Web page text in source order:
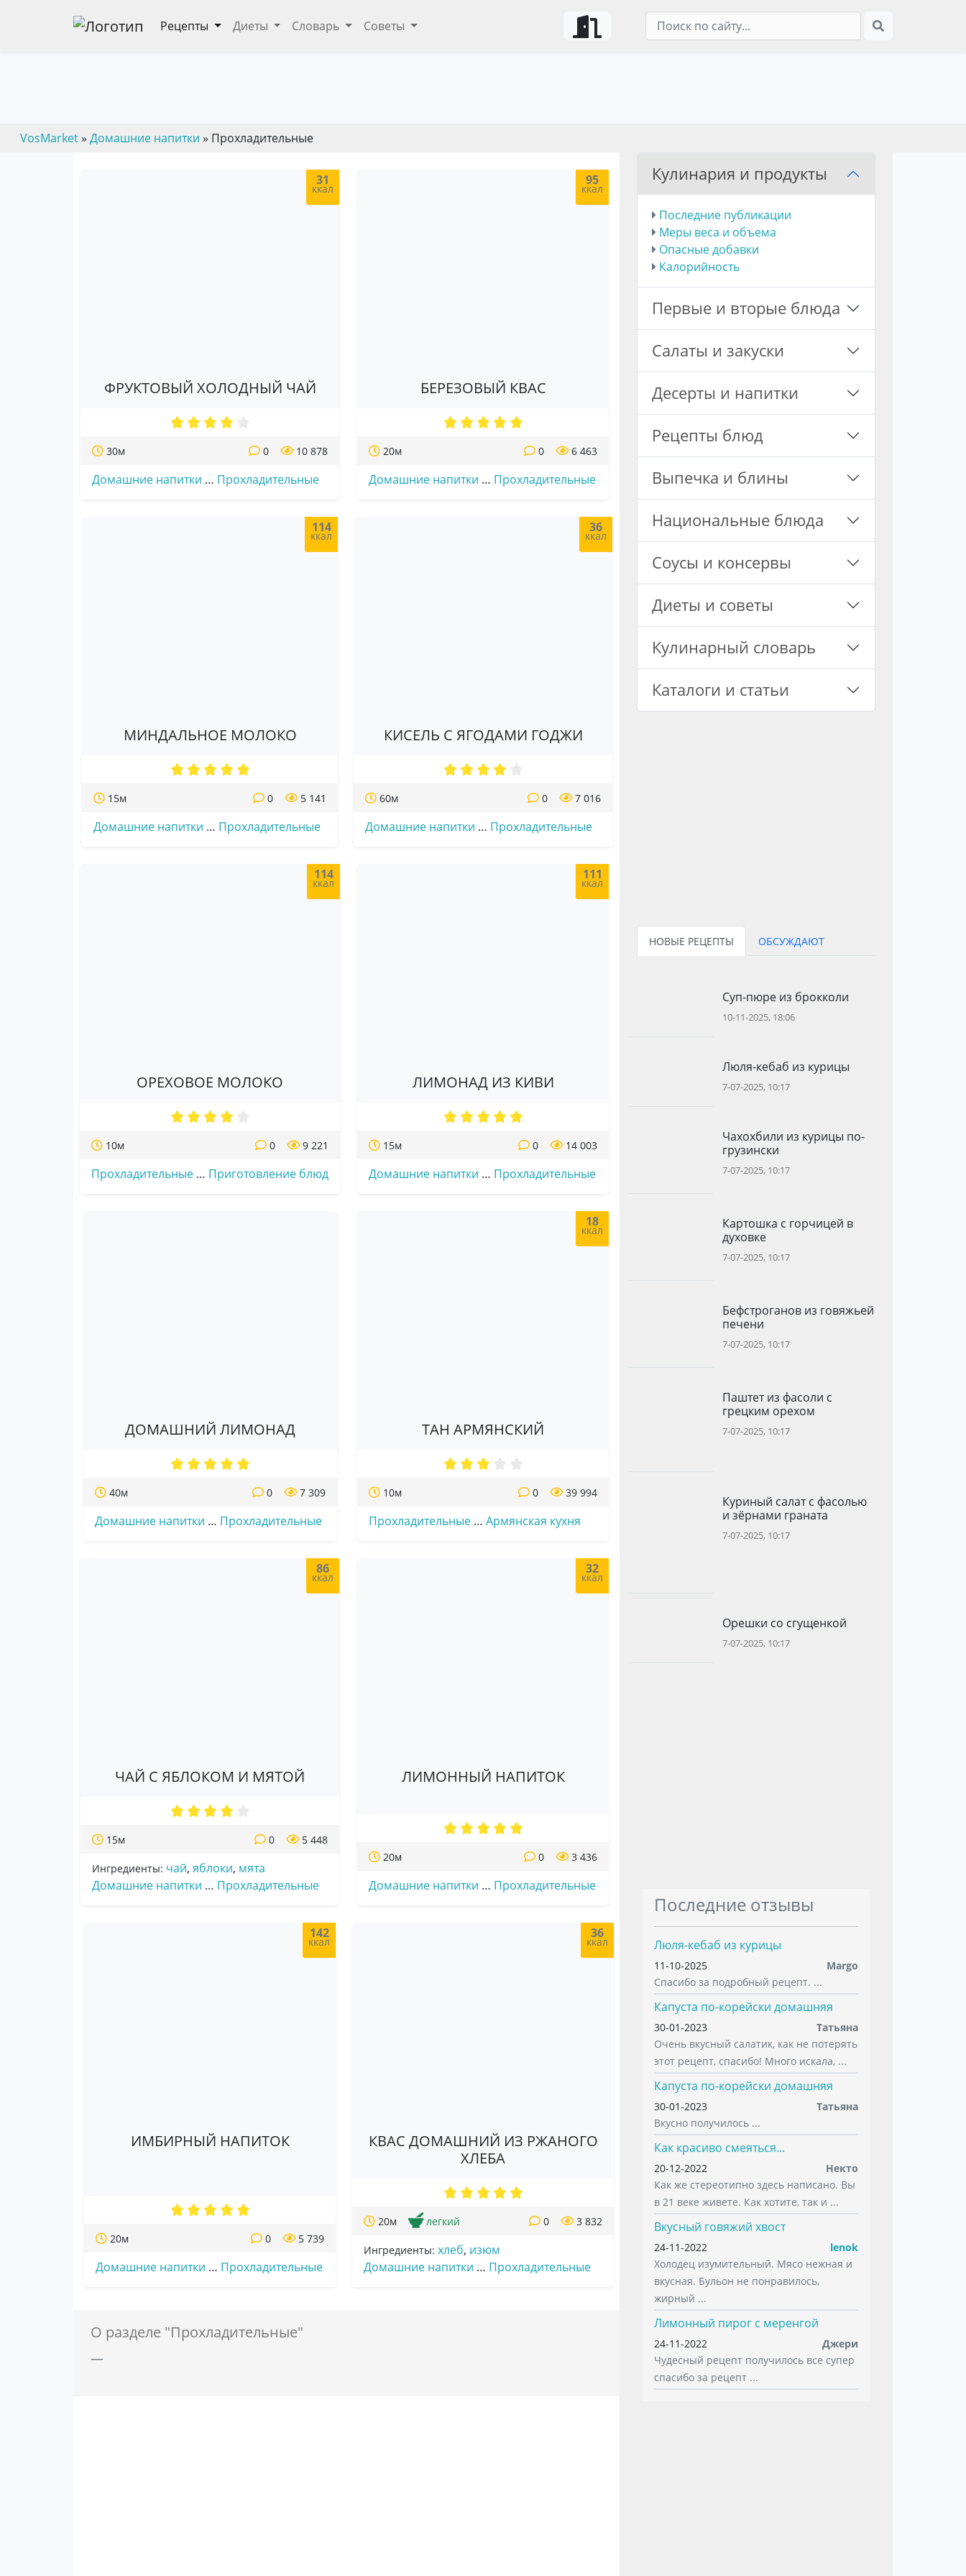
Рецепты Диеты Словарь Советы
VosMarket» Домашние напитки » Прохладительные
31
ккал
ФРУКТОВЫЙ ХОЛОДНЫЙ ЧАЙ
30м 10 878
0
Домашние напитки … Прохладительные
95
ккал
БЕРЕЗОВЫЙ КВАС
20м 6 463
0
Домашние напитки … Прохладительные
114
ккал
МИНДАЛЬНОЕ МОЛОКО
15м 5 141
0
Домашние напитки … Прохладительные
36
ккал
КИСЕЛЬ С ЯГОДАМИ ГОДЖИ
60м 7 016
0
Домашние напитки … Прохладительные
114
ккал
ОРЕХОВОЕ МОЛОКО
10м 9 221
0
Прохладительные … Приготовление блюд
111
ккал
ЛИМОНАД ИЗ КИВИ
15м 14 003
0
Домашние напитки … Прохладительные
ДОМАШНИЙ ЛИМОНАД
40м 7 309
0
Домашние напитки … Прохладительные
18
ккал
ТАН АРМЯНСКИЙ
10м 39 994
0
Прохладительные … Армянская кухня
86
ккал
ЧАЙ С ЯБЛОКОМ И МЯТОЙ
15м 5 448
0
Ингредиенты: чай, яблоки, мята
Домашние напитки … Прохладительные
32
ккал
ЛИМОННЫЙ НАПИТОК
20м 3 436
0
Домашние напитки … Прохладительные
142
ккал
ИМБИРНЫЙ НАПИТОК
20м 5 739
0
Домашние напитки … Прохладительные
36
ккал
КВАС ДОМАШНИЙ ИЗ РЖАНОГО
ХЛЕБА
20м легкий 3 832
0
Ингредиенты: хлеб, изюм
Домашние напитки … Прохладительные
О разделе "Прохладительные"
Кулинария и продукты
Последние публикации
Меры веса и объема
Опасные добавки
Калорийность
Первые и вторые блюда
Салаты и закуски
Десерты и напитки
Рецепты блюд
Выпечка и блины
Национальные блюда
Соусы и консервы
Диеты и советы
Кулинарный словарь
Каталоги и статьи
НОВЫЕ РЕЦЕПТЫ ОБСУЖДАЮТ
Суп-пюре из брокколи
10-11-2025, 18:06
Люля-кебаб из курицы
7-07-2025, 10:17
Чахохбили из курицы по-
грузински
7-07-2025, 10:17
Картошка с горчицей в
духовке
7-07-2025, 10:17
Бефстроганов из говяжьей
печени
7-07-2025, 10:17
Паштет из фасоли с
грецким орехом
7-07-2025, 10:17
Куриный салат с фасолью
и зёрнами граната
7-07-2025, 10:17
Орешки со сгущенкой
7-07-2025, 10:17
Последние отзывы
Люля-кебаб из курицы
11-10-2025
Margo
Спасибо за подробный рецепт. ...
Капуста по-корейски домашняя
30-01-2023
Татьяна
Очень вкусный салатик, как не потерять
этот рецепт, спасибо! Много искала, ...
Капуста по-корейски домашняя
30-01-2023
Татьяна
Вкусно получилось ...
Как красиво смеяться...
20-12-2022
Некто
Как же стереотипно здесь написано. Вы
в 21 веке живете. Как хотите, так и ...
Вкусный говяжий хвост
24-11-2022
lenok
Холодец изумительный. Мясо нежная и
вкусная. Бульон не понравилось,
жирный ...
Лимонный пирог с меренгой
24-11-2022
Джери
Чудесный рецепт получилось все супер
спасибо за рецепт ...